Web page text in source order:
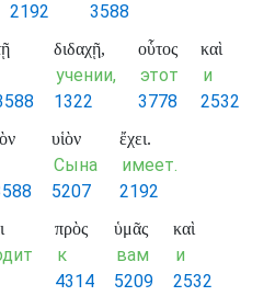
2192
3588
διδαχῇ,
учении,
1322
οὗτος
этот
3778
καὶ
и
2532
υἱὸν
Сына
5207
ἔχει.
имеет.
2192
πρὸς
к
4314
ὑμᾶς
вам
5209
καὶ
и
2532